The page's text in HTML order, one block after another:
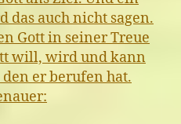
auch nicht sagen.
Gott in seiner Treue
will, wird und kann
er berufen hat.